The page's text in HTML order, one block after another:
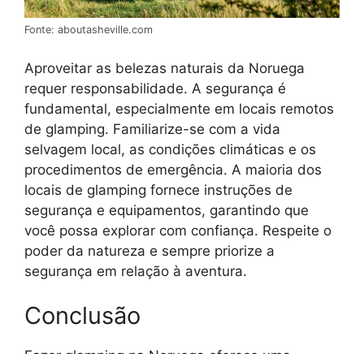
Fonte: aboutasheville.com
Aproveitar as belezas naturais da Noruega
requer responsabilidade. A segurança é
fundamental, especialmente em locais remotos
de glamping. Familiarize-se com a vida
selvagem local, as condições climáticas e os
procedimentos de emergência. A maioria dos
locais de glamping fornece instruções de
segurança e equipamentos, garantindo que
você possa explorar com confiança. Respeite o
poder da natureza e sempre priorize a
segurança em relação à aventura.
Conclusão